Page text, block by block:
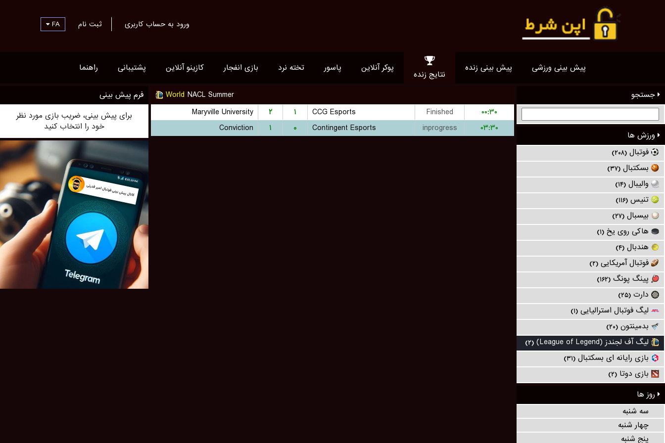
ورود به حساب کاربری ثبت نام FA
پیش بینی ورزشی پیش بینی زنده
نتایج زنده
پوکر آنلاین پاسور تخته نرد بازی انفجار کازینو آنلاین پشتیبانی راهنما
جستجو
ورزش ها
فوتبال (۲۰۸)
بسکتبال (۳۷)
والیبال (۱۴)
تنیس (۱۱۶)
بیسبال (۲۷)
هاکی روی یخ (۱)
هندبال (۴)
فوتبال آمریکایی (۲)
پینگ پونگ (۱۶۲)
دارت (۲۵)
لیگ فوتبال استرالیایی (۱)
بدمینتون (۲۰)
لیگ آف لجندز (League of Legend) (۲)
بازی رایانه ای بسکتبال (۳۱)
بازی دوتا (۲)
روز ها
سه شنبه
چهار شنبه
پنج شنبه
World NACL Summer
Maryville University
۲ ۱ CCG Esports Finished
۰۰:۳۰
Conviction
۱ ۰ Contingent Esports inprogress ۰۳:۳۰
فرم پیش بینی
برای پیش بینی، ضریب بازی مورد نظر
خود را انتخاب کنید